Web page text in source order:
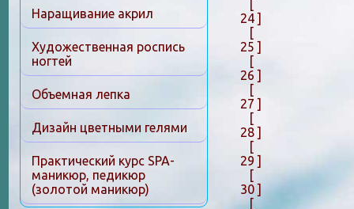
[
24 ]
[
25 ]
[
26 ]
[
27 ]
[
28 ]
[
29 ]
[
30 ]
[
Наращивание акрил
Художественная роспись
ногтей
Объемная лепка
Дизайн цветными гелями
Практический курс SPA-
маникюр, педикюр
(золотой маникюр)